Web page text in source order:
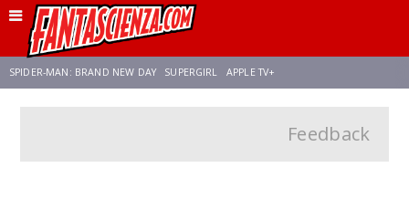
SPIDER-MAN: BRAND NEW DAY SUPERGIRL APPLE TV+
AVENGERS: DOOMSDAY
Feedback